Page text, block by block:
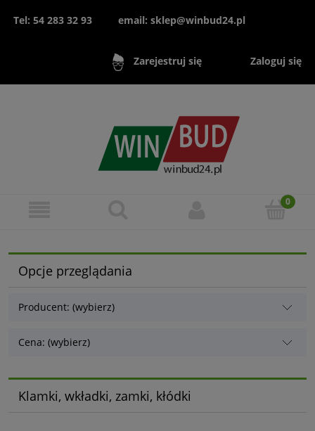
Tel: 54 283 32 93 email: sklep@winbud24.pl
Zarejestruj się Zaloguj się
Opcje przeglądania
Producent: (wybierz)
Cena: (wybierz)
Klamki, wkładki, zamki, kłódki